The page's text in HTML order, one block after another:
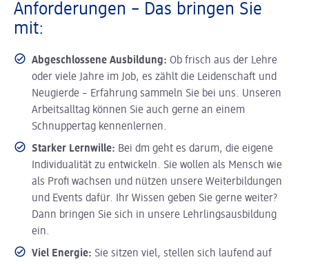
Anforderungen – Das bringen Sie
mit:
Abgeschlossene Ausbildung: Ob frisch aus der Lehre
oder viele Jahre im Job, es zählt die Leidenschaft und
Neugierde – Erfahrung sammeln Sie bei uns. Unseren
Arbeitsalltag können Sie auch gerne an einem
Schnuppertag kennenlernen.
Starker Lernwille: Bei dm geht es darum, die eigene
Individualität zu entwickeln. Sie wollen als Mensch wie
als Profi wachsen und nützen unsere Weiterbildungen
und Events dafür. Ihr Wissen geben Sie gerne weiter?
Dann bringen Sie sich in unsere Lehrlingsausbildung
ein.
Viel Energie: Sie sitzen viel, stellen sich laufend auf